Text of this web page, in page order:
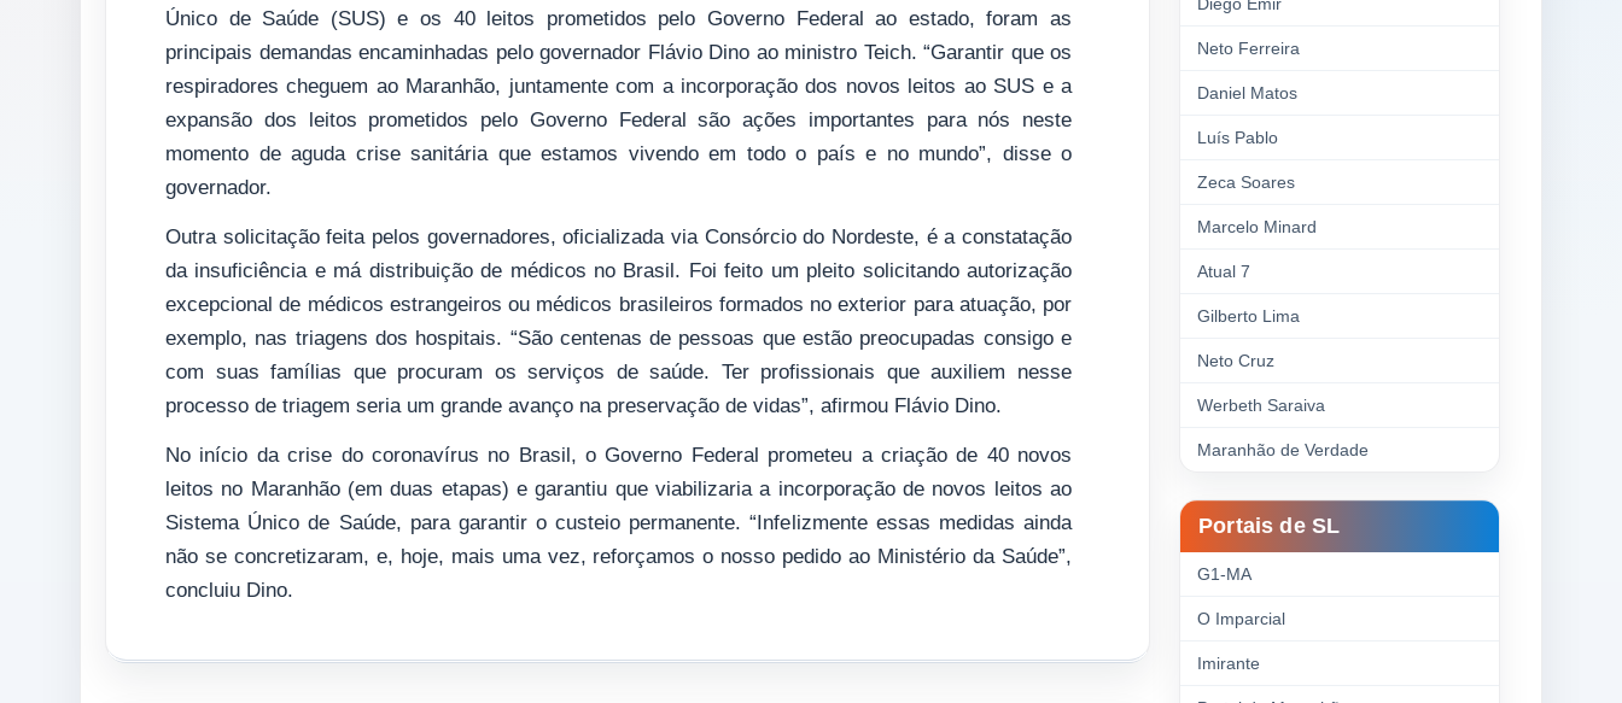
Único de Saúde (SUS) e os 40 leitos prometidos pelo Governo Federal ao estado, foram as
principais demandas encaminhadas pelo governador Flávio Dino ao ministro Teich. “Garantir que os
respiradores cheguem ao Maranhão, juntamente com a incorporação dos novos leitos ao SUS e a
expansão dos leitos prometidos pelo Governo Federal são ações importantes para nós neste
momento de aguda crise sanitária que estamos vivendo em todo o país e no mundo”, disse o
governador.
Outra solicitação feita pelos governadores, oficializada via Consórcio do Nordeste, é a constatação
da insuficiência e má distribuição de médicos no Brasil. Foi feito um pleito solicitando autorização
excepcional de médicos estrangeiros ou médicos brasileiros formados no exterior para atuação, por
exemplo, nas triagens dos hospitais. “São centenas de pessoas que estão preocupadas consigo e
com suas famílias que procuram os serviços de saúde. Ter profissionais que auxiliem nesse
processo de triagem seria um grande avanço na preservação de vidas”, afirmou Flávio Dino.
No início da crise do coronavírus no Brasil, o Governo Federal prometeu a criação de 40 novos
leitos no Maranhão (em duas etapas) e garantiu que viabilizaria a incorporação de novos leitos ao
Sistema Único de Saúde, para garantir o custeio permanente. “Infelizmente essas medidas ainda
não se concretizaram, e, hoje, mais uma vez, reforçamos o nosso pedido ao Ministério da Saúde”,
concluiu Dino.
Neto Ferreira
Daniel Matos
Luís Pablo
Zeca Soares
Marcelo Minard
Atual 7
Gilberto Lima
Neto Cruz
Werbeth Saraiva
Maranhão de Verdade
Portais de SL
G1-MA
O Imparcial
Imirante